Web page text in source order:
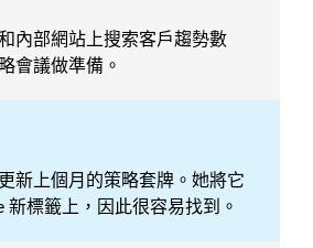
內部網站上搜索客戶趨勢數
會議做準備。
新上個月的策略套牌。她將它
新標籤上，因此很容易找到。